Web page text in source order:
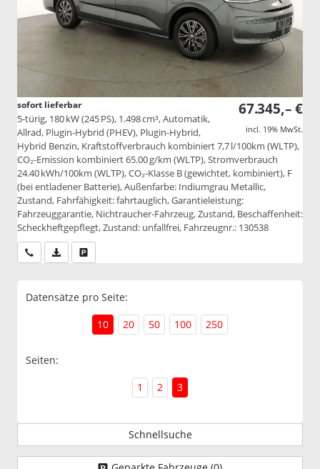
67.345,– €
incl. 19% MwSt.
sofort lieferbar
5-türig, 180 kW (245 PS), 1.498 cm³, Automatik,
Allrad, Plugin-Hybrid (PHEV), Plugin-Hybrid,
Hybrid Benzin, Kraftstoffverbrauch kombiniert 7,7 l/100km (WLTP),
CO₂-Emission kombiniert 65.00 g/km (WLTP), Stromverbrauch
24.40 kWh/100km (WLTP), CO₂-Klasse B (gewichtet, kombiniert), F
(bei entladener Batterie), Außenfarbe: Indiumgrau Metallic,
Zustand, Fahrfähigkeit: fahrtauglich, Garantieleistung:
Fahrzeuggarantie, Nichtraucher-Fahrzeug, Zustand, Beschaffenheit:
Scheckheftgepflegt, Zustand: unfallfrei, Fahrzeugnr.: 130538
Wir rufen Sie anPDF-Datei, Fahrzeugexposé drucken
Datensätze pro Seite:
10
20 50 100 250
Seiten:
1
2 3
Schnellsuche